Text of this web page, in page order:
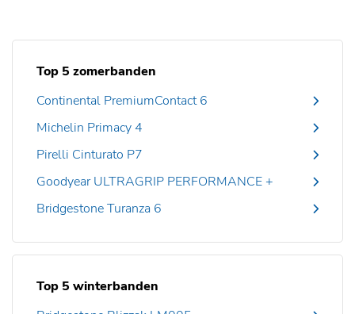
Top 5 zomerbanden
Continental PremiumContact 6
Michelin Primacy 4
Pirelli Cinturato P7
Goodyear ULTRAGRIP PERFORMANCE +
Bridgestone Turanza 6
Top 5 winterbanden